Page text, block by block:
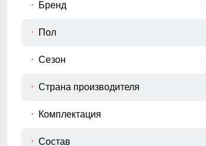
Бренд
Пол
Сезон
Страна производителя
Комплектация
Состав